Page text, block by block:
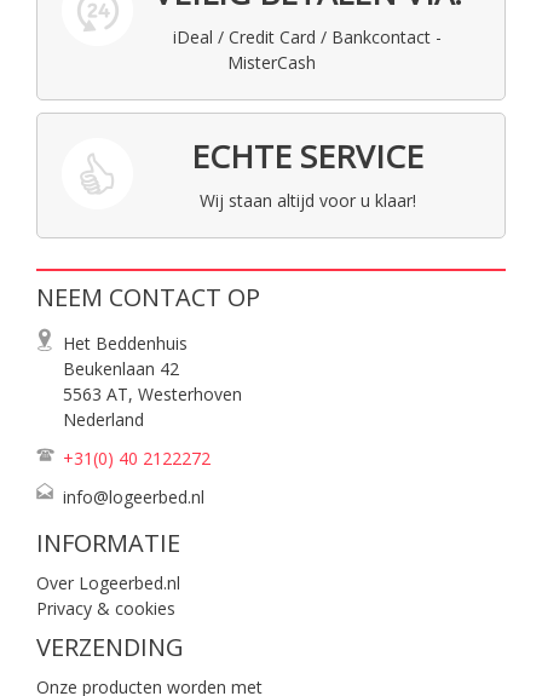
iDeal / Credit Card / Bankcontact -
MisterCash
ECHTE SERVICE
Wij staan altijd voor u klaar!
NEEM CONTACT OP
Het Beddenhuis
Beukenlaan 42
5563 AT, Westerhoven
Nederland
+31(0) 40 2122272
info@logeerbed.nl
INFORMATIE
Over Logeerbed.nl
Privacy & cookies
VERZENDING
Onze producten worden met